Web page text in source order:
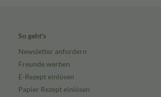
So geht's
Newsletter anfordern
Freunde werben
E-Rezept einlösen
Papier Rezept einlösen